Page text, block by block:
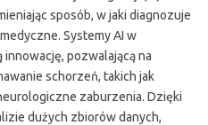
sposób, w jaki diagnozuje
Systemy AI w
pozwalającą na
schorzeń, takich jak
zaburzenia. Dzięki
dużych zbiorów danych,